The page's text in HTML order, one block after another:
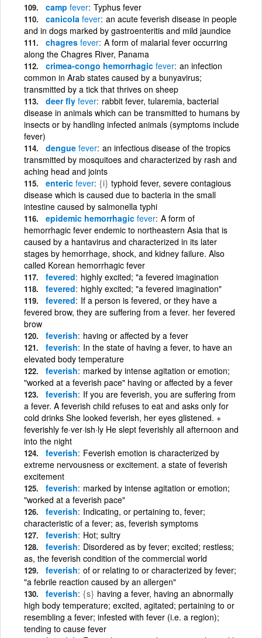
camp fever Typhus fever
canicola fever an acute feverish disease in people
and in dogs marked by gastroenteritis and mild jaundice
chagres fever A form of malarial fever occurring
along the Chagres River, Panama
crimea-congo hemorrhagic fever an infection
common in Arab states caused by a bunyavirus;
transmitted by a tick that thrives on sheep
deer fly fever rabbit fever, tularemia, bacterial
disease in animals which can be transmitted to humans by
insects or by handling infected animals (symptoms include
fever)
dengue fever an infectious disease of the tropics
transmitted by mosquitoes and characterized by rash and
aching head and joints
enteric fever {i} typhoid fever, severe contagious
disease which is caused due to bacteria in the small
intestine caused by salmonella typhi
epidemic hemorrhagic fever A form of
hemorrhagic fever endemic to northeastern Asia that is
caused by a hantavirus and characterized in its later
stages by hemorrhage, shock, and kidney failure. Also
called Korean hemorrhagic fever
fevered highly excited; "a fevered imagination
fevered highly excited; "a fevered imagination"
fevered If a person is fevered, or they have a
fevered brow, they are suffering from a fever. her fevered
brow
feverish having or affected by a fever
feverish In the state of having a fever, to have an
elevated body temperature
feverish marked by intense agitation or emotion;
"worked at a feverish pace" having or affected by a fever
feverish If you are feverish, you are suffering from
a fever. A feverish child refuses to eat and asks only for
cold drinks She looked feverish, her eyes glistened. +
feverishly fe·ver·ish·ly He slept feverishly all afternoon and
into the night
feverish Feverish emotion is characterized by
extreme nervousness or excitement. a state of feverish
excitement
feverish marked by intense agitation or emotion;
"worked at a feverish pace"
feverish Indicating, or pertaining to, fever;
characteristic of a fever; as, feverish symptoms
feverish Hot; sultry
feverish Disordered as by fever; excited; restless;
as, the feverish condition of the commercial world
feverish of or relating to or characterized by fever;
"a febrile reaction caused by an allergen"
feverish {s} having a fever, having an abnormally
high body temperature; excited, agitated; pertaining to or
resembling a fever; infested with fever (i.e. a region);
tending to cause fever